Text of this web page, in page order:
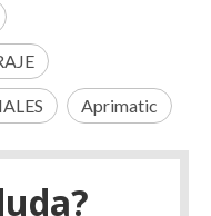
Aprimatic